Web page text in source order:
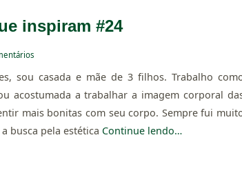
inspiram #24
sou casada e mãe de 3 filhos. Trabalho
acostumada a trabalhar a imagem corporal
mais bonitas com seu corpo. Sempre fui
busca pela estética Continue lendo…